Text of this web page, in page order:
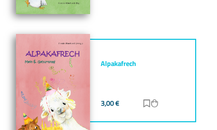
Alpakafrech
3,00€ Zur Merkliste